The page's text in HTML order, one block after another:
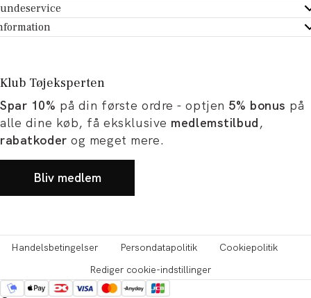
- Hjælpecenter
dit køb
Tøjeksperten
og artikler
og karriere
Klub Tøjeksperten
Spar 10% på din første ordre - optjen 5% bonus på
alle dine køb, få eksklusive medlemstilbud,
rabatkoder og meget mere.
Bliv medlem
Handelsbetingelser Persondatapolitik
Cookiepolitik
Rediger cookie-indstillinger